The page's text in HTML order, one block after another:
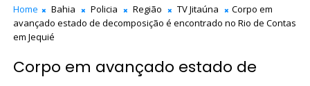
Home Bahia Policia Região TV Jitaúna
Corpo em
avançado estado de decomposição é encontrado no Rio de Contas
em Jequié
Corpo em avançado estado de